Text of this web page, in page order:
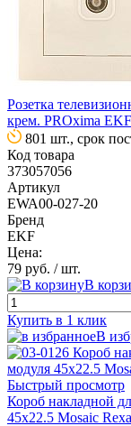
Розетка
крем. PROxima
801 шт., срок
Код товара
373057056
Артикул
EWA00-027-20
Бренд
EKF
Цена:
79 руб. / шт.
В
Купить в 1 клик
В
Быстрый просмотр
Короб накладной
45х22.5 Mosaic